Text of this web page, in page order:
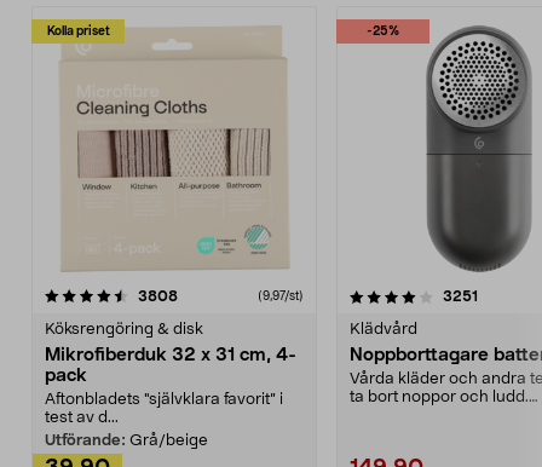
Kolla priset
3808recensioner (9,97/st)
Köksrengöring & disk
Mikrofiberduk 32 x 31 cm, 4-
pack
Aftonbladets "självklara favorit” i
test av d...
Utförande: Grå/beige
-25%
4.0av 5 stjärnor 3251
Klädvård
Noppborttagare
Vårda kläder och andra
ta bort noppor och ludd.
4.5av 5 stjärnor